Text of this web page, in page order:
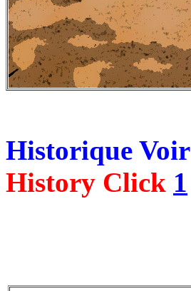
Historique Voir
History Click 1